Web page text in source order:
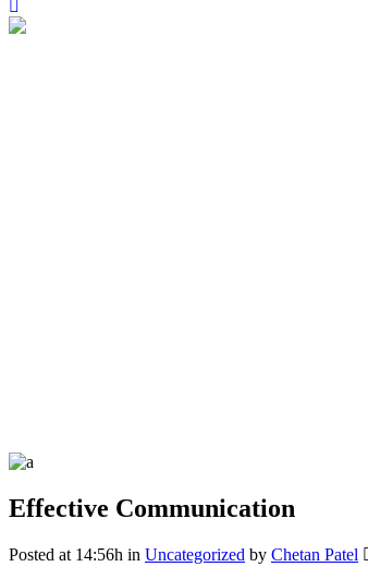
Effective Communication
Posted at 14:56h in Uncategorized by Chetan Patel